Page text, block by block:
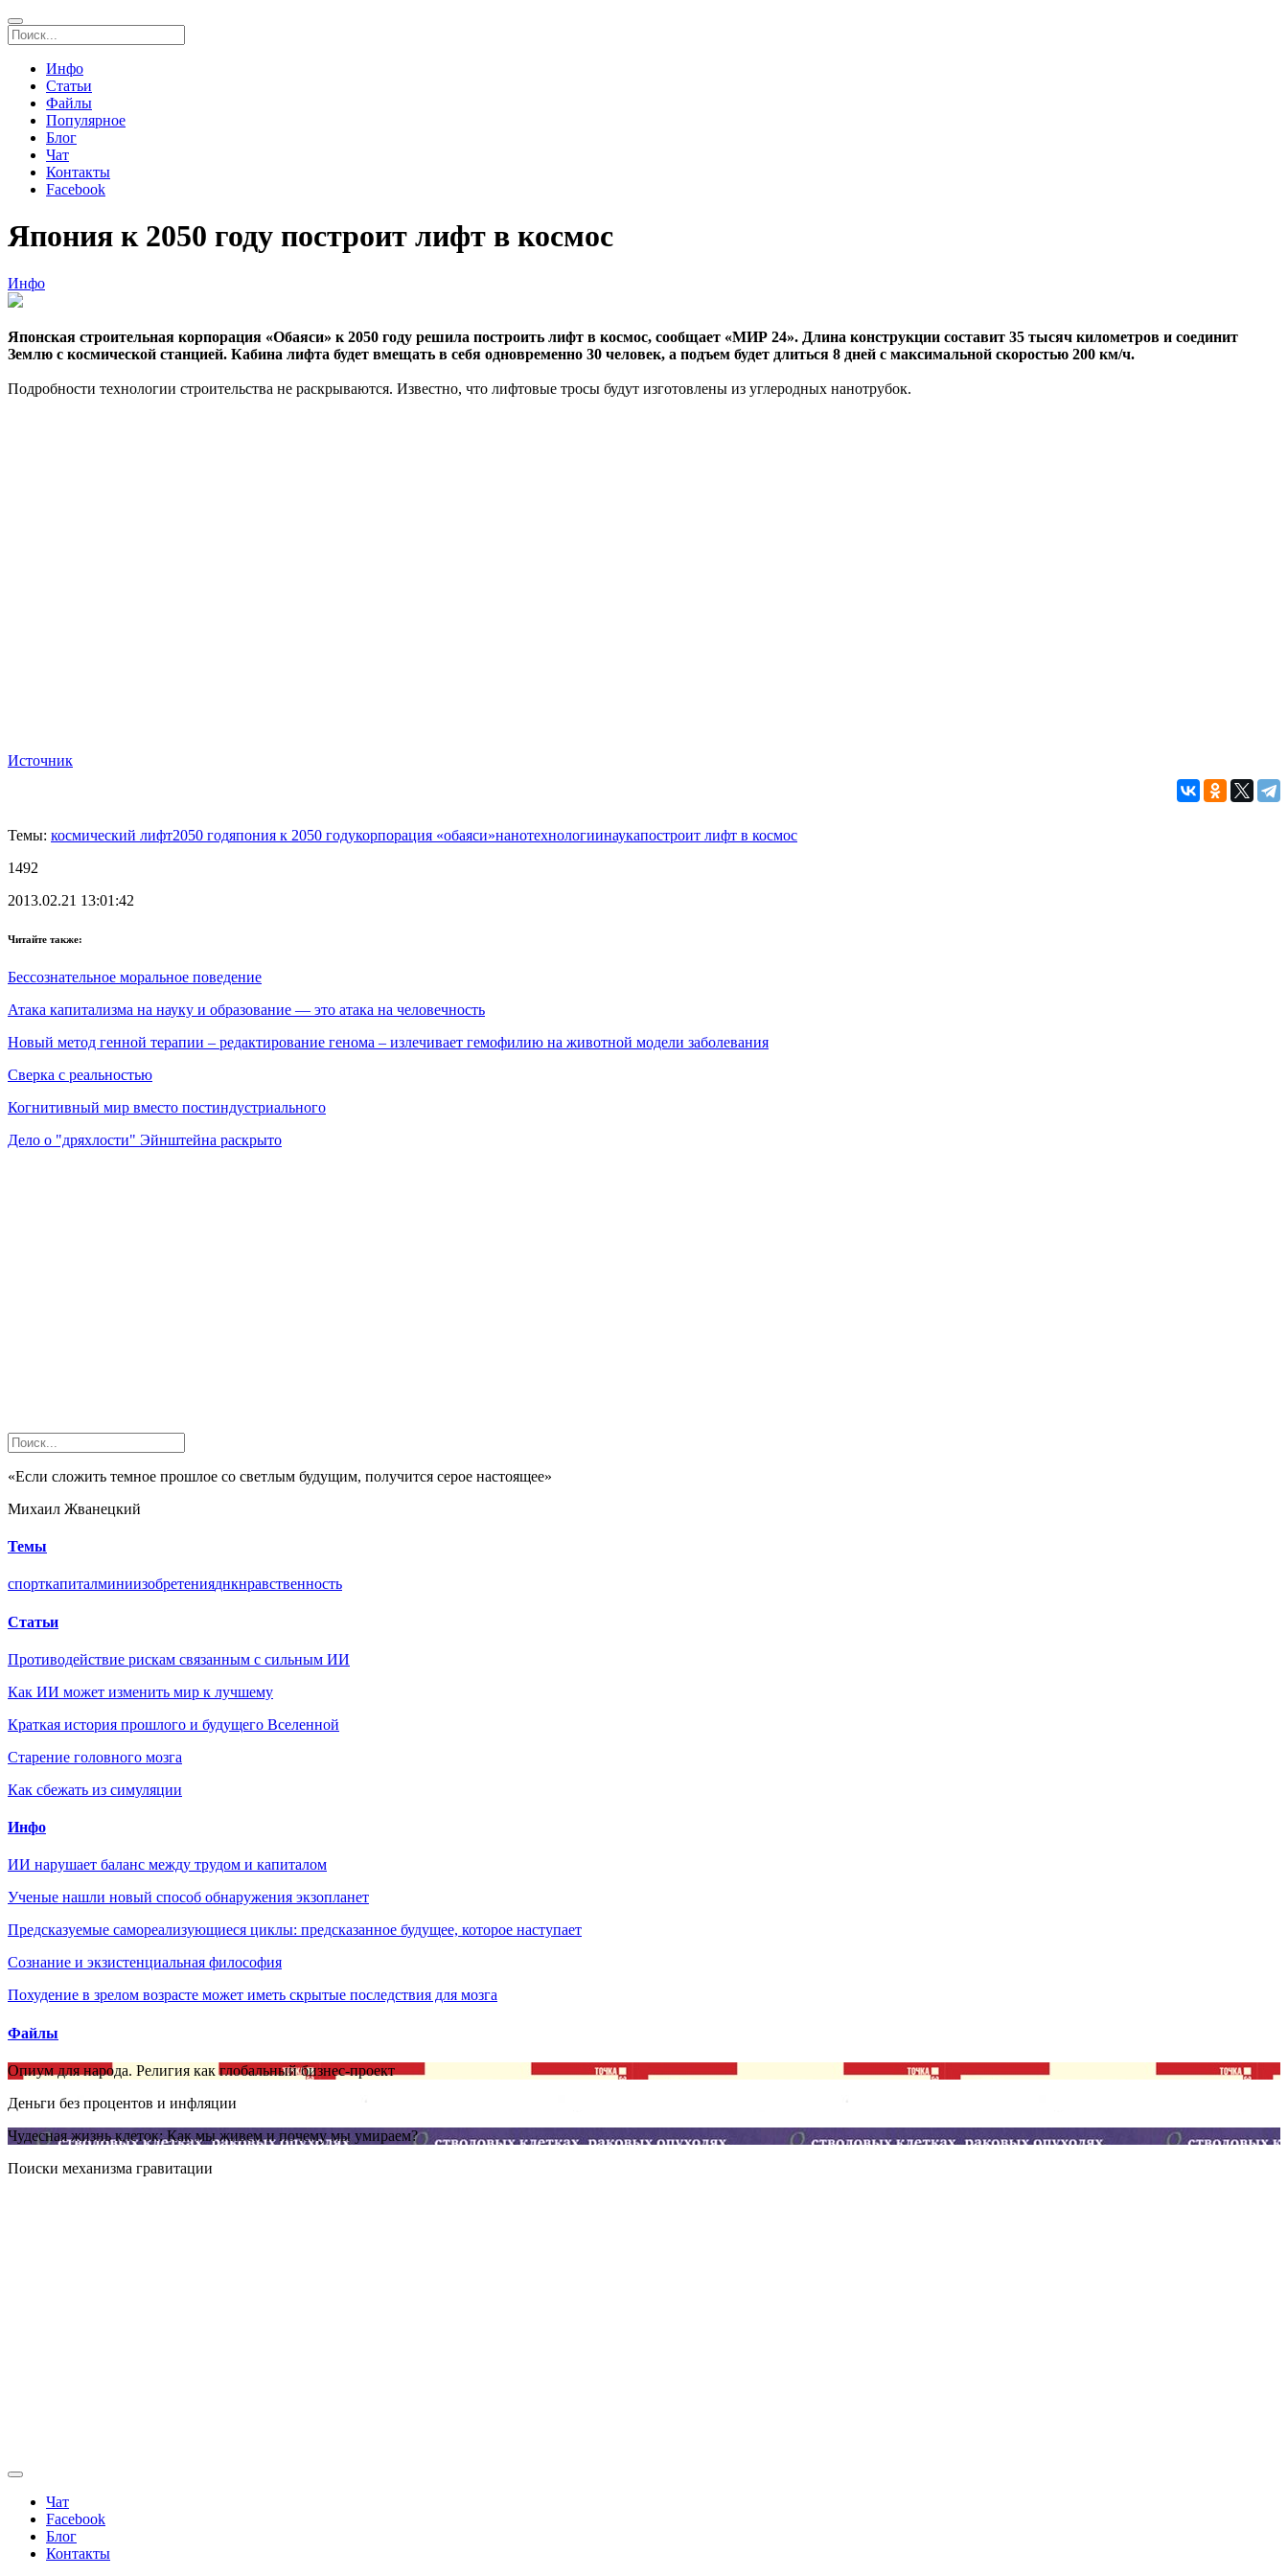
Инфо
Статьи
Файлы
Популярное
Блог
Чат
Контакты
Facebook
Япония к 2050 году построит лифт в космос
Инфо
Японская строительная корпорация «Обаяси» к 2050 году решила построить лифт в космос, сообщает «МИР 24». Длина конструкции составит 35 тысяч километров и соединит
Землю с космической станцией. Кабина лифта будет вмещать в себя одновременно 30 человек, а подъем будет длиться 8 дней с максимальной скоростью 200 км/ч.
Подробности технологии строительства не раскрываются. Известно, что лифтовые тросы будут изготовлены из углеродных нанотрубок.
Источник
Темы: космический лифт2050 годяпония к 2050 годукорпорация «обаяси»нанотехнологиинаукапостроит лифт в космос
1492
2013.02.21 13:01:42
Читайте также:
Бессознательное моральное поведение
Атака капитализма на науку и образование — это атака на человечность
Новый метод генной терапии – редактирование генома – излечивает гемофилию на животной модели заболевания
Сверка с реальностью
Когнитивный мир вместо постиндустриального
Дело о "дряхлости" Эйнштейна раскрыто
«Если сложить темное прошлое со светлым будущим, получится серое настоящее»
Михаил Жванецкий
Темы
спорткапиталминиизобретенияднкнравственность
Статьи
Противодействие рискам связанным с сильным ИИ
Как ИИ может изменить мир к лучшему
Краткая история прошлого и будущего Вселенной
Старение головного мозга
Как сбежать из симуляции
Инфо
ИИ нарушает баланс между трудом и капиталом
Ученые нашли новый способ обнаружения экзопланет
Предсказуемые самореализующиеся циклы: предсказанное будущее, которое наступает
Сознание и экзистенциальная философия
Похудение в зрелом возрасте может иметь скрытые последствия для мозга
Файлы
Опиум для народа. Религия как глобальный бизнес-проект
Деньги без процентов и инфляции
Чудесная жизнь клеток: Как мы живем и почему мы умираем?
Поиски механизма гравитации
Чат
Facebook
Блог
Контакты